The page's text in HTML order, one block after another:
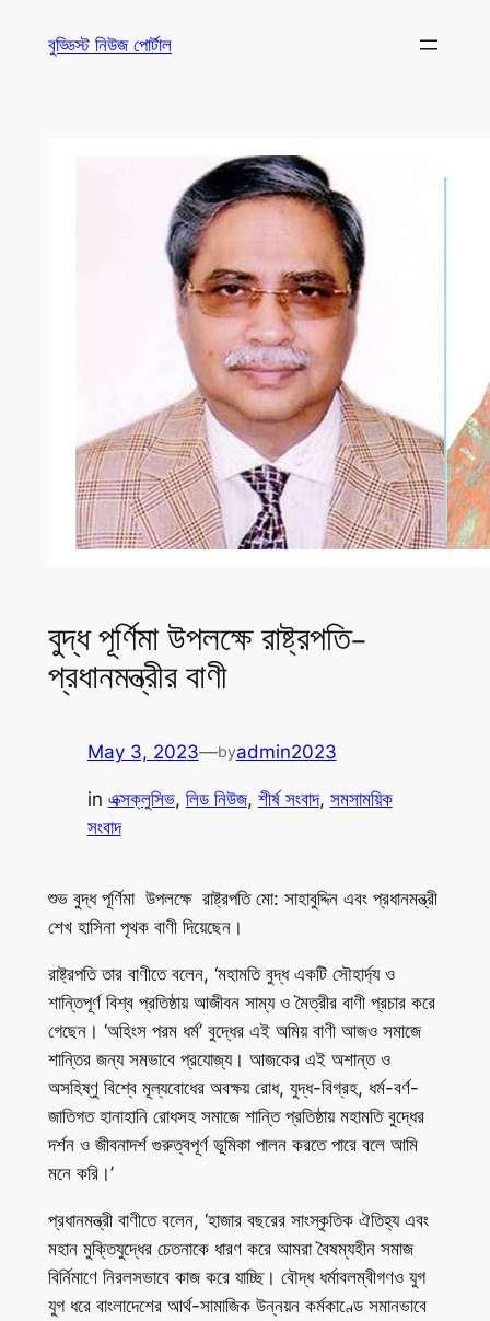
বুড্ডিস্ট নিউজ পোর্টাল
বুদ্ধ পূর্ণিমা উপলক্ষে রাষ্ট্রপতি-
প্রধানমন্ত্রীর বাণী
May 3, 2023—byadmin2023
in এক্সক্লুসিভ, লিড নিউজ, শীর্ষ সংবাদ, সমসাময়িক
সংবাদ
শুভ বুদ্ধ পূর্ণিমা উপলক্ষে রাষ্ট্রপতি মো: সাহাবুদ্দিন এবং প্রধানমন্ত্রী
শেখ হাসিনা পৃথক বাণী দিয়েছেন।
রাষ্ট্রপতি তার বাণীতে বলেন, ‘মহামতি বুদ্ধ একটি সৌহার্দ্য ও
শান্তিপূর্ণ বিশ্ব প্রতিষ্ঠায় আজীবন সাম্য ও মৈত্রীর বাণী প্রচার করে
গেছেন। ‘অহিংস পরম ধর্ম’ বুদ্ধের এই অমিয় বাণী আজও সমাজে
শান্তির জন্য সমভাবে প্রযোজ্য। আজকের এই অশান্ত ও
অসহিষ্ণু বিশ্বে মূল্যবোধের অবক্ষয় রোধ, যুদ্ধ-বিগ্রহ, ধর্ম-বর্ণ-
জাতিগত হানাহানি রোধসহ সমাজে শান্তি প্রতিষ্ঠায় মহামতি বুদ্ধের
দর্শন ও জীবনাদর্শ গুরুত্বপূর্ণ ভূমিকা পালন করতে পারে বলে আমি
মনে করি।’
প্রধানমন্ত্রী বাণীতে বলেন, ‘হাজার বছরের সাংস্কৃতিক ঐতিহ্য এবং
মহান মুক্তিযুদ্ধের চেতনাকে ধারণ করে আমরা বৈষম্যহীন সমাজ
বির্নিমাণে নিরলসভাবে কাজ করে যাচ্ছি। বৌদ্ধ ধর্মাবলম্বীগণও যুগ
যুগ ধরে বাংলাদেশের আর্থ-সামাজিক উন্নয়ন কর্মকাণ্ডে সমানভাবে